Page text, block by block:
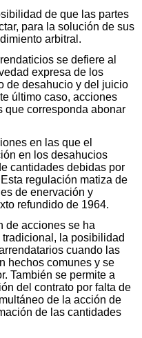
de que las partes
para la solución de sus
arbitral.
se defiere al
expresa de los
de desahucio y del juicio
último caso, acciones
que corresponda abonar
en las que el
en los desahucios
cantidades debidas por
regulación matiza de
de enervación y
refundido de 1964.
de acciones se ha
la posibilidad
cuando las
hechos comunes y se
También se permite a
del contrato por falta de
de la acción de
de las cantidades